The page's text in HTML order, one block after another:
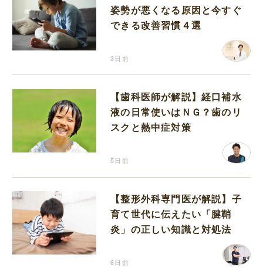
姿勢が悪くなる原因と今すぐ
できる改善習慣４選
3日前
【歯科医師が解説】経口補水
液の日常使いはＮＧ？歯のリ
スクと熱中症対策
5日前
【整形外科専門医が解説】子
育て世代に伝えたい「腱鞘
炎」の正しい知識と対処法
6日前